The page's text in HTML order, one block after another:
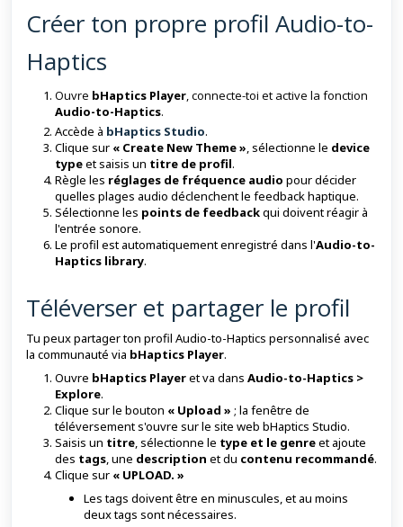
Créer ton propre profil Audio-to-
Haptics
Ouvre bHaptics Player, connecte-toi et active la fonction
Audio-to-Haptics.
Accède à bHaptics Studio.
Clique sur « Create New Theme », sélectionne le device
typeet saisis un titre de profil.
Règle les réglages de fréquence audio pour décider
quelles plages audio déclenchent le feedback haptique.
Sélectionne les points de feedbackqui doivent réagir à
l'entrée sonore.
Le profil est automatiquement enregistré dans l'Audio-to-
Haptics library.
Téléverser et partager le profil
Tu peux partager ton profil Audio-to-Haptics personnalisé avec
la communauté via bHaptics Player.
Ouvre bHaptics Playeret va dans Audio-to-Haptics >
Explore.
Clique sur le bouton « Upload » ; la fenêtre de
téléversement s'ouvre sur le site web bHaptics Studio.
Saisis un titre, sélectionne le type et le genreet ajoute
des tags, une description et du contenu recommandé.
Clique sur « UPLOAD. »
Les tags doivent être en minuscules, et au moins
deux tags sont nécessaires.